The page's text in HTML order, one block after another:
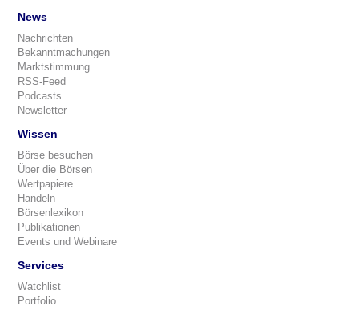
News
Nachrichten
Bekanntmachungen
Marktstimmung
RSS-Feed
Podcasts
Newsletter
Wissen
Börse besuchen
Über die Börsen
Wertpapiere
Handeln
Börsenlexikon
Publikationen
Events und Webinare
Services
Watchlist
Portfolio